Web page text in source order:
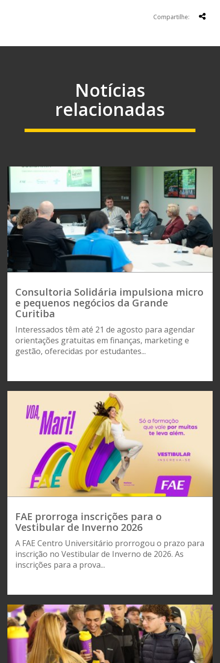
Compartilhe:
Notícias
relacionadas
Consultoria Solidária impulsiona micro
e pequenos negócios da Grande
Curitiba
Interessados têm até 21 de agosto para agendar
orientações gratuitas em finanças, marketing e
gestão, oferecidas por estudantes...
FAE prorroga inscrições para o
Vestibular de Inverno 2026
A FAE Centro Universitário prorrogou o prazo para
inscrição no Vestibular de Inverno de 2026. As
inscrições para a prova...